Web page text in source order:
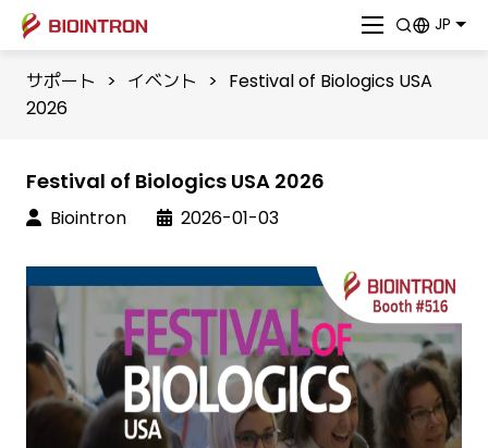
JP
サポート > イベント > Festival of Biologics USA
2026
Festival of Biologics USA 2026
Biointron 2026-01-03